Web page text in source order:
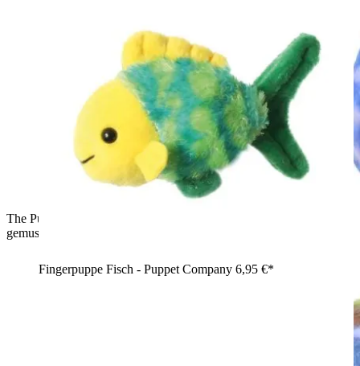
The Puppet Company Fingerpuppe Seepferdchen, grün-blau
gemustert, Frontansicht mit Blick zur Kamera
Fingerpuppe Fisch - Puppet Company 6,95 €*